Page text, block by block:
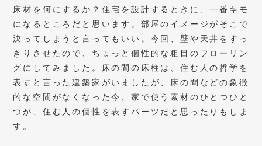
床材を何にするか？住宅を設計するときに、一番キモ
になるところだと思います。部屋のイメージがそこで
決ってしまうと言ってもいい。今回、壁や天井をすっ
きりさせたので、ちょっと個性的な粗目のフローリン
グにしてみました。床の間の床柱は、住む人の哲学を
表すと言った建築家がいましたが、床の間などの象徴
的な空間がなくなった今、家で使う素材のひとつひと
つが、住む人の個性を表すパーツだと思ったりもしま
す。